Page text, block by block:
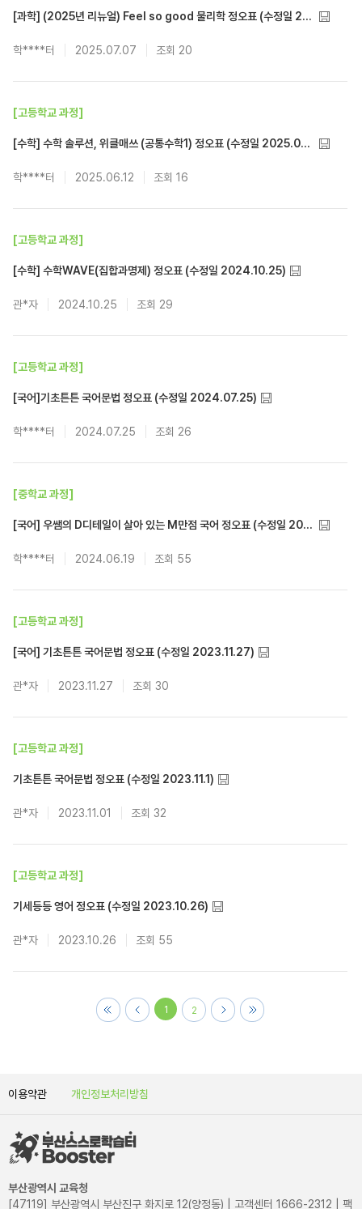
[과학] (2025년 리뉴얼) Feel so good 물리학 정오표 (수정일 2025.07.07)
학****터 2025.07.07 20
[고등학교 과정]
[수학] 수학 솔루션, 위클매쓰 (공통수학1) 정오표 (수정일 2025.06.12)
학****터 2025.06.12 16
[고등학교 과정]
[수학] 수학WAVE(집합과명제) 정오표 (수정일 2024.10.25)
관*자 2024.10.25 29
[고등학교 과정]
[국어]기초튼튼 국어문법 정오표 (수정일 2024.07.25)
학****터 2024.07.25 26
[중학교 과정]
[국어] 우쌤의 D디테일이 살아 있는 M만점 국어 정오표 (수정일 2024.06.05)
학****터 2024.06.19 55
[고등학교 과정]
[국어] 기초튼튼 국어문법 정오표 (수정일 2023.11.27)
관*자 2023.11.27 30
[고등학교 과정]
기초튼튼 국어문법 정오표 (수정일 2023.11.1)
관*자 2023.11.01 32
[고등학교 과정]
기세등등 영어 정오표 (수정일 2023.10.26)
관*자 2023.10.26 55
1 2
이용약관 개인정보처리방침
부산광역시 교육청
[47119] 부산광역시 부산진구 화지로 12(양정동) | 고객센터 1666-2312 | 팩